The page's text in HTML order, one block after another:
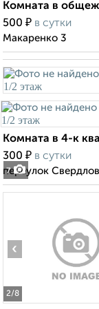
Комната в
500 ₽ в сутки
Макаренко 3
7
Комната в 4-к
300 ₽ в сутки
переулок
2/8
‹